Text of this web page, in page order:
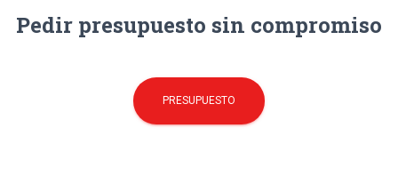
Pedir presupuesto sin compromiso
PRESUPUESTO